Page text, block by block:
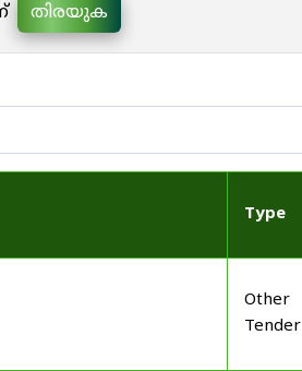
തിരയുക
Type
Other
Tender